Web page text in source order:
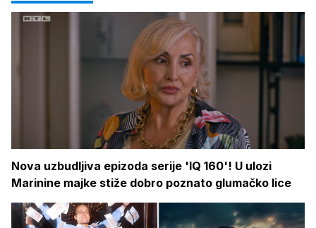
Nova uzbudljiva epizoda serije 'IQ 160'! U ulozi
Marinine majke stiže dobro poznato glumačko lice